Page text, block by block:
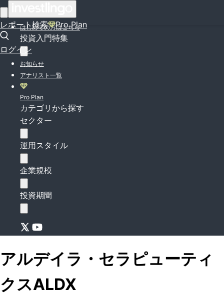
レポート検索 Pro Plan
ログイン
はじめての方はこちら
投資入門特集
お知らせ
アナリスト一覧
Pro Plan
カテゴリから探す
セクター
運用スタイル
企業規模
投資期間
アルデイラ・セラピューティ
クスALDX